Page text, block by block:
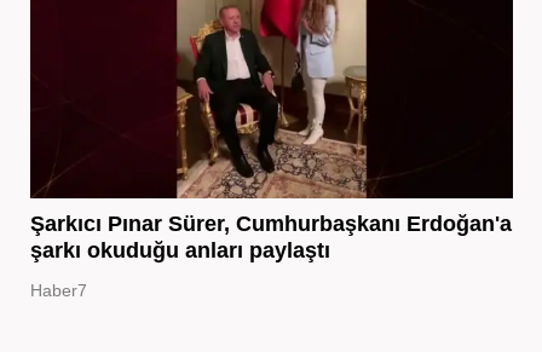
Şarkıcı Pınar Sürer, Cumhurbaşkanı Erdoğan'a
şarkı okuduğu anları paylaştı
Haber7